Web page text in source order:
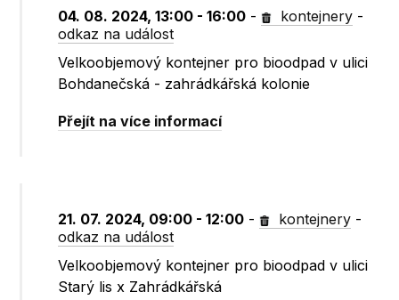
04. 08. 2024, 13:00 - 16:00 - kontejnery -
odkaz na událost
Velkoobjemový kontejner pro bioodpad v ulici
Bohdanečská - zahrádkářská kolonie
Přejít na více informací
21. 07. 2024, 09:00 - 12:00 - kontejnery -
odkaz na událost
Velkoobjemový kontejner pro bioodpad v ulici
Starý lis x Zahrádkářská